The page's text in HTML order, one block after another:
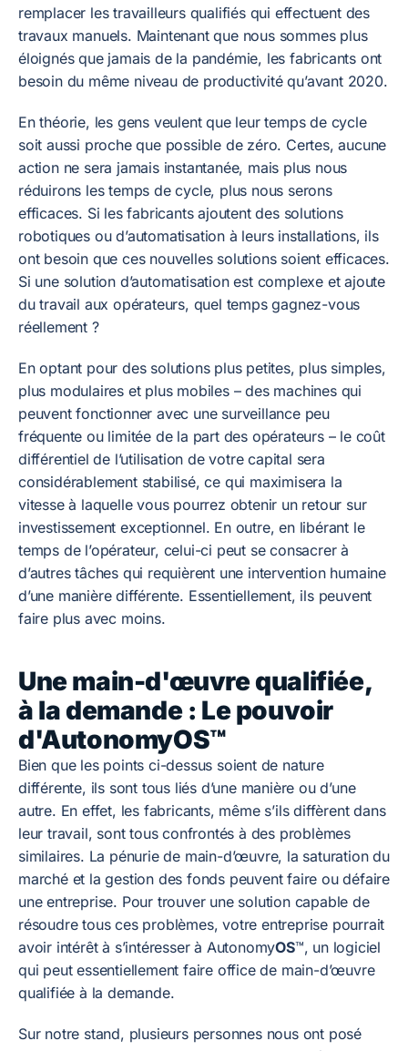
remplacer les travailleurs qualifiés qui effectuent des
travaux manuels. Maintenant que nous sommes plus
éloignés que jamais de la pandémie, les fabricants ont
besoin du même niveau de productivité qu’avant 2020.
En théorie, les gens veulent que leur temps de cycle
soit aussi proche que possible de zéro. Certes, aucune
action ne sera jamais instantanée, mais plus nous
réduirons les temps de cycle, plus nous serons
efficaces. Si les fabricants ajoutent des solutions
robotiques ou d’automatisation à leurs installations, ils
ont besoin que ces nouvelles solutions soient efficaces.
Si une solution d’automatisation est complexe et ajoute
du travail aux opérateurs, quel temps gagnez-vous
réellement ?
En optant pour des solutions plus petites, plus simples,
plus modulaires et plus mobiles – des machines qui
peuvent fonctionner avec une surveillance peu
fréquente ou limitée de la part des opérateurs – le coût
différentiel de l’utilisation de votre capital sera
considérablement stabilisé, ce qui maximisera la
vitesse à laquelle vous pourrez obtenir un retour sur
investissement exceptionnel. En outre, en libérant le
temps de l’opérateur, celui-ci peut se consacrer à
d’autres tâches qui requièrent une intervention humaine
d’une manière différente. Essentiellement, ils peuvent
faire plus avec moins.
Une main-d'œuvre qualifiée,
à la demande : Le pouvoir
d'AutonomyOS™
Bien que les points ci-dessus soient de nature
différente, ils sont tous liés d’une manière ou d’une
autre. En effet, les fabricants, même s’ils diffèrent dans
leur travail, sont tous confrontés à des problèmes
similaires. La pénurie de main-d’œuvre, la saturation du
marché et la gestion des fonds peuvent faire ou défaire
une entreprise. Pour trouver une solution capable de
résoudre tous ces problèmes, votre entreprise pourrait
avoir intérêt à s’intéresser à AutonomyOS™, un logiciel
qui peut essentiellement faire office de main-d’œuvre
qualifiée à la demande.
Sur notre stand, plusieurs personnes nous ont posé